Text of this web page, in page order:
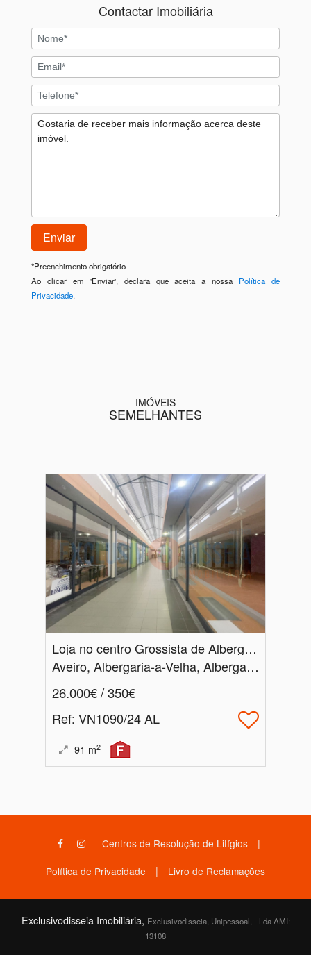
Contactar Imobiliária
*Preenchimento obrigatório
Ao clicar em 'Enviar', declara que aceita a nossa Política de
Privacidade.
IMÓVEIS
SEMELHANTES
Loja no centro Grossista de Albergaria-a-Velha
Aveiro, Albergaria-a-Velha, Albergaria-a-Velha e Valmaior
26.000€ / 350€
Ref: VN1090/24 AL
91 m2
Centros de Resolução de Litígios |
Política de Privacidade | Livro de Reclamações
Exclusivodisseia Imobiliária, Exclusivodisseia, Unipessoal, - Lda AMI:
13108